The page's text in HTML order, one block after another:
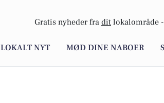
Gratis nyheder fra dit lokalområde -
LOKALT NYT MØD DINE NABOER